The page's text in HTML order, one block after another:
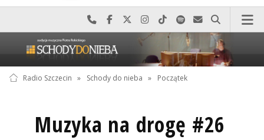
Najlepiej po prostu do nas zadzwoń
Odwiedź nas na Facebook-u
Odwiedź nas na X
Odwiedź nas na Instagram-ie
Odwiedź nas na TikTok-u
Szukaj nas na Spotify
Wyślij do nas
Szukaj
Radio Szczecin » Schody do nieba » Początek
Muzyka na drogę #26